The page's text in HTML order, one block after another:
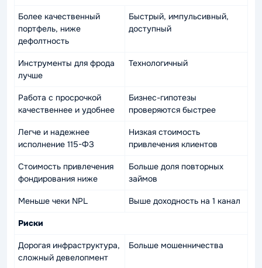
Более качественный
портфель, ниже
дефолтность
Быстрый, импульсивный,
доступный
Инструменты для фрода
лучше
Технологичный
Работа с просрочкой
качественнее и удобнее
Бизнес-гипотезы
проверяются быстрее
Легче и надежнее
исполнение 115-ФЗ
Низкая стоимость
привлечения клиентов
Стоимость привлечения
фондирования ниже
Больше доля повторных
займов
Меньше чеки NPL Выше доходность на 1 канал
Риски
Дорогая инфраструктура,
сложный девелопмент
Больше мошенничества